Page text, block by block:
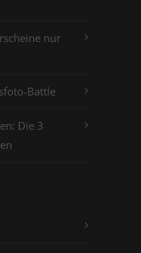
nur
Battle
Die 3